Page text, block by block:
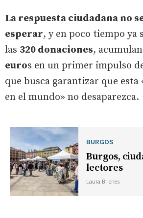
La respuesta ciudadana no
esperar, y en poco tiempo ya
las 320 donaciones,
euros en un primer impulso
que busca garantizar que esta
en el mundo» no desaparezca.
BURGOS
Burgos,
lectores
Laura Briones